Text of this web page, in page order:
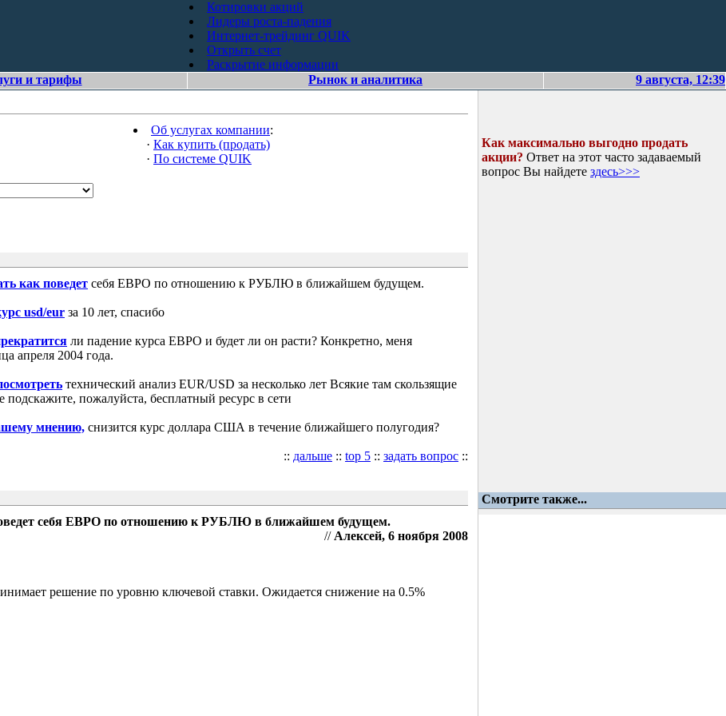
Котировки акций
Лидеры роста-падения
Интернет-трейдинг QUIK
Открыть счет
Раскрытие информации
и тарифы Рынок и аналитика 9 августа, 12:39
Об услугах компании:
· Как купить (продать)
· По системе QUIK
как поведет себя ЕВРО по отношению к РУБЛЮ в ближайшем будущем.
usd/eur за 10 лет, спасибо
ли падение курса ЕВРО и будет ли он расти? Конкретно, меня
апреля 2004 года.
технический анализ EUR/USD за несколько лет Всякие там скользящие
подскажите, пожалуйста, бесплатный ресурс в сети
мнению, снизится курс доллара США в течение ближайшего полугодия?
:: дальше :: top 5 :: задать вопрос ::
Как максимально выгодно продать
акции? Ответ на этот часто задаваемый
вопрос Вы найдете здесь>>>
Смотрите также...
поведет себя ЕВРО по отношению к РУБЛЮ в ближайшем будущем.
// Алексей, 6 ноября 2008
решение по уровню ключевой ставки. Ожидается снижение на 0.5%